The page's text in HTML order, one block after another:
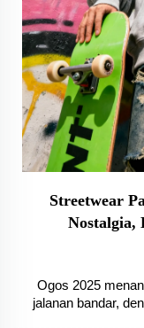
Streetwear
Nostalgia,
Ogos 2025
jalanan bandar,